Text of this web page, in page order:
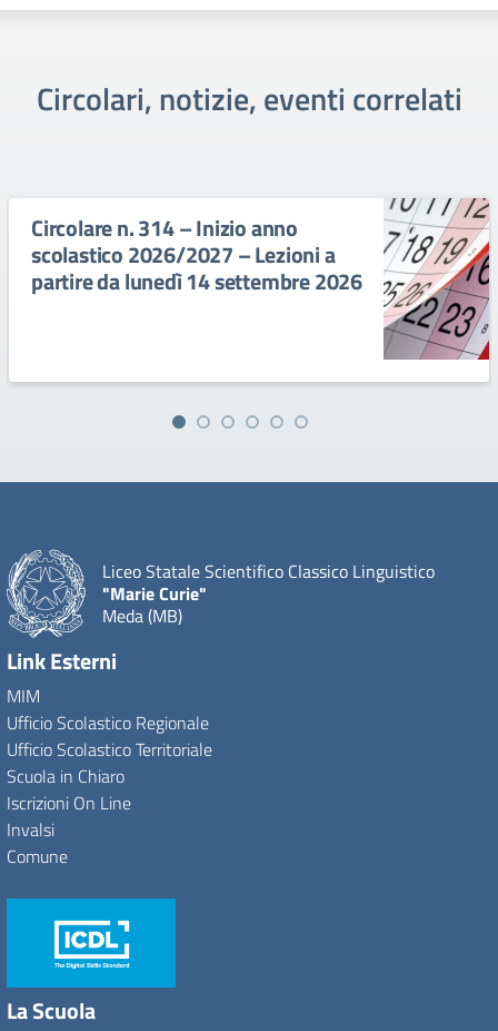
Circolari, notizie, eventi correlati
Circolare n. 314 – Inizio anno
scolastico 2026/2027 – Lezioni a
partire da lunedì 14 settembre 2026
Liceo Statale Scientifico Classico Linguistico
"Marie Curie"
Meda (MB)
Link Esterni
MIM
Ufficio Scolastico Regionale
Ufficio Scolastico Territoriale
Scuola in Chiaro
Iscrizioni On Line
Invalsi
Comune
La Scuola